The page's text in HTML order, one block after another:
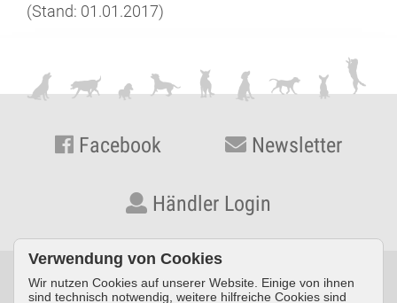
(Stand: 01.01.2017)
Facebook Newsletter
Händler Login
© KYNOS VERLAG Dr. Dieter Fleig GmbH · Konrad-Zuse-Straße
Verwendung von Cookies
Wir nutzen Cookies auf unserer Website. Einige von ihnen
sind technisch notwendig, weitere hilfreiche Cookies sind